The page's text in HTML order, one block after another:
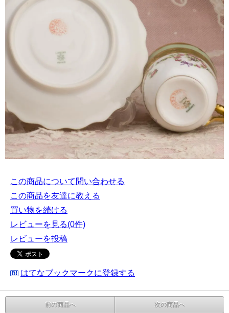
この商品について問い合わせる
この商品を友達に教える
買い物を続ける
レビューを見る(0件)
レビューを投稿
はてなブックマークに登録する
前の商品へ 次の商品へ